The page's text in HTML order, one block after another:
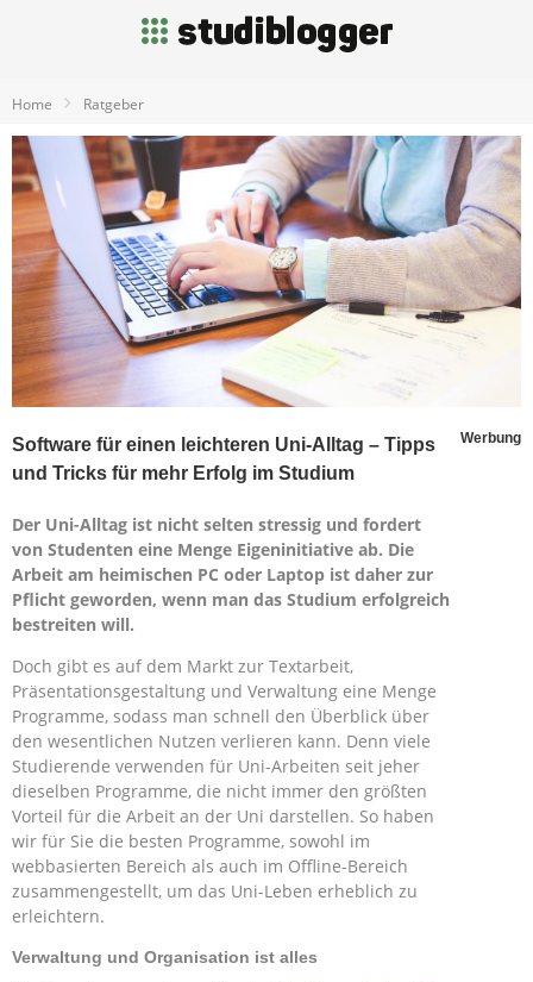
Home Ratgeber
Software für einen leichteren Uni-Alltag – Tipps
und Tricks für mehr Erfolg im Studium
Werbung
Der Uni-Alltag ist nicht selten stressig und fordert
von Studenten eine Menge Eigeninitiative ab. Die
Arbeit am heimischen PC oder Laptop ist daher zur
Pflicht geworden, wenn man das Studium erfolgreich
bestreiten will.
Doch gibt es auf dem Markt zur Textarbeit,
Präsentationsgestaltung und Verwaltung eine Menge
Programme, sodass man schnell den Überblick über
den wesentlichen Nutzen verlieren kann. Denn viele
Studierende verwenden für Uni-Arbeiten seit jeher
dieselben Programme, die nicht immer den größten
Vorteil für die Arbeit an der Uni darstellen. So haben
wir für Sie die besten Programme, sowohl im
webbasierten Bereich als auch im Offline-Bereich
zusammengestellt, um das Uni-Leben erheblich zu
erleichtern.
Verwaltung und Organisation ist alles